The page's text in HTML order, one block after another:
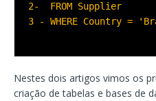
2-  FROM Supplier
3 - WHERE Country =
Nestes dois artigos vimos os
criação de tabelas e bases de